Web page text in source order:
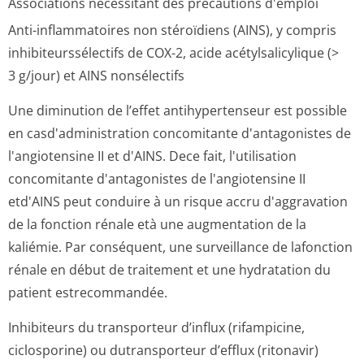
Anti-inflammatoires non stéroïdiens (AINS), y compris
inhibiteurssé­lectifs de COX-2, acide acétylsalicylique (>
3 g/jour) et AINS nonsélectifs
Une diminution de l’effet antihypertenseur est possible
en casd'administration concomitante d'antagonistes de
l'angiotensine II et d'AINS. Dece fait, l'utilisation
concomitante d'antagonistes de l'angiotensine II
etd'AINS peut conduire à un risque accru d'aggravation
de la fonction rénale età une augmentation de la
kaliémie. Par conséquent, une surveillance de lafonction
rénale en début de traitement et une hydratation du
patient estrecommandée.
Inhibiteurs du transporteur d’influx (rifampicine,
ciclosporine) ou dutransporteur d’efflux (ritonavir)